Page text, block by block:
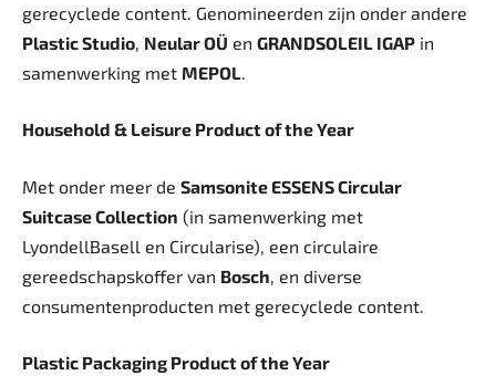
gerecyclede content. Genomineerden zijn onder andere
Plastic Studio Neular OÜ en GRANDSOLEIL IGAP in
samenwerking met MEPOL
Household & Leisure Product of the Year
Met onder meer de Samsonite ESSENS Circular
Suitcase Collection (in samenwerking met
LyondellBasell en Circularise), een circulaire
gereedschapskoffer van Bosch , en diverse
consumentenproducten met gerecyclede content.
Plastic Packaging Product of the Year